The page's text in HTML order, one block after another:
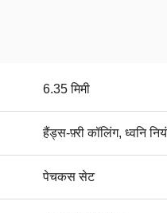
6.35 मिमी
हैंड्स-फ़्री कॉलिंग, ध्वनि
पेचकस सेट